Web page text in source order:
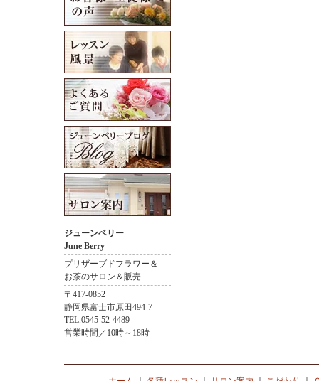
ジューンベリー
June Berry
プリザーブドフラワー＆
お茶のサロン＆販売
〒417-0852
静岡県富士市原田494-7
TEL.0545-52-4489
営業時間／10時～18時